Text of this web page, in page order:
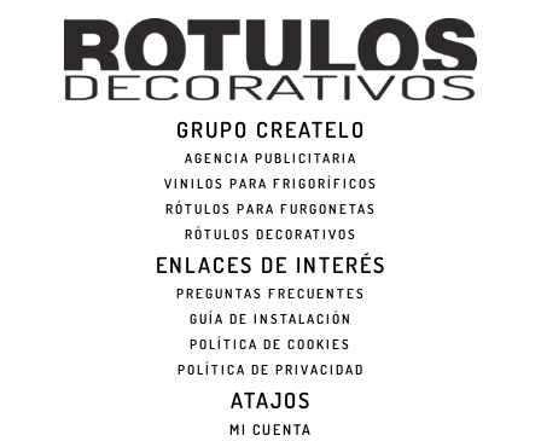
GRUPO CREATELO
AGENCIA PUBLICITARIA
VINILOS PARA FRIGORÍFICOS
RÓTULOS PARA FURGONETAS
RÓTULOS DECORATIVOS
ENLACES DE INTERÉS
PREGUNTAS FRECUENTES
GUÍA DE INSTALACIÓN
POLÍTICA DE COOKIES
POLÍTICA DE PRIVACIDAD
ATAJOS
MI CUENTA